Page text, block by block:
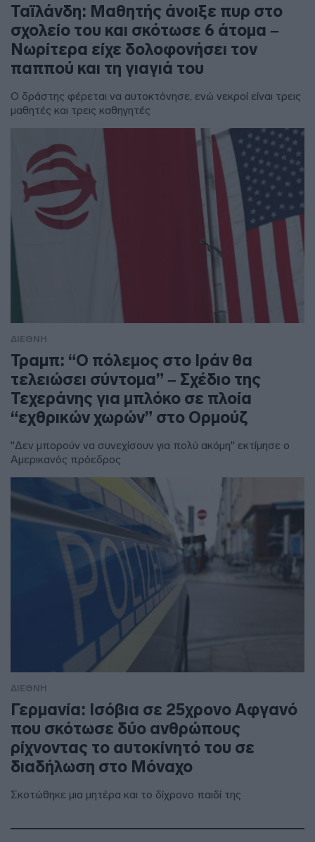
Ταϊλάνδη: Μαθητής άνοιξε πυρ στο
σχολείο του και σκότωσε 6 άτομα –
Νωρίτερα είχε δολοφονήσει τον
παππού και τη γιαγιά του
Ο δράστης φέρεται να αυτοκτόνησε, ενώ νεκροί είναι τρεις
μαθητές και τρεις καθηγητές
ΔΙΕΘΝΗ
Τραμπ: “Ο πόλεμος στο Ιράν θα
τελειώσει σύντομα” – Σχέδιο της
Τεχεράνης για μπλόκο σε πλοία
“εχθρικών χωρών” στο Ορμούζ
"Δεν μπορούν να συνεχίσουν για πολύ ακόμη" εκτίμησε ο
Αμερικανός πρόεδρος
ΔΙΕΘΝΗ
Γερμανία: Ισόβια σε 25χρονο Αφγανό
που σκότωσε δύο ανθρώπους
ρίχνοντας το αυτοκίνητό του σε
διαδήλωση στο Μόναχο
Σκοτώθηκε μια μητέρα και το δίχρονο παιδί της